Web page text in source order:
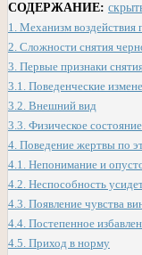
СОДЕРЖАНИЕ:
1. Механизм воздействия
2. Сложности снятия
3. Первые признаки
3.1. Поведенческие
3.2. Внешний вид
3.3. Физическое состояние
4. Поведение жертвы по
4.1. Непонимание и
4.2. Неспособность
4.3. Появление чувства
4.4. Постепенное
4.5. Приход в норму